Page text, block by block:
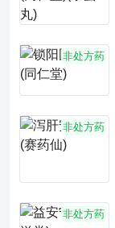
非处方药
非处方药
非处方药